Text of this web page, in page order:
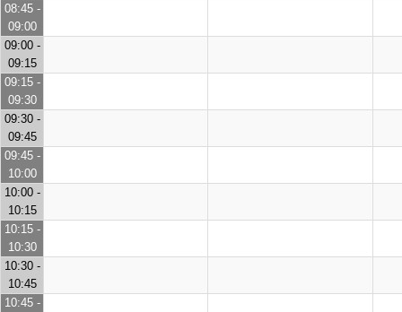
08:45 -
09:00
09:00 -
09:15
09:15 -
09:30
09:30 -
09:45
09:45 -
10:00
10:00 -
10:15
10:15 -
10:30
10:30 -
10:45
10:45 -